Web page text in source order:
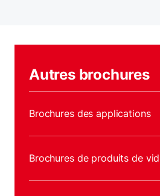
Autres brochures
Brochures des applications
Brochures de produits de